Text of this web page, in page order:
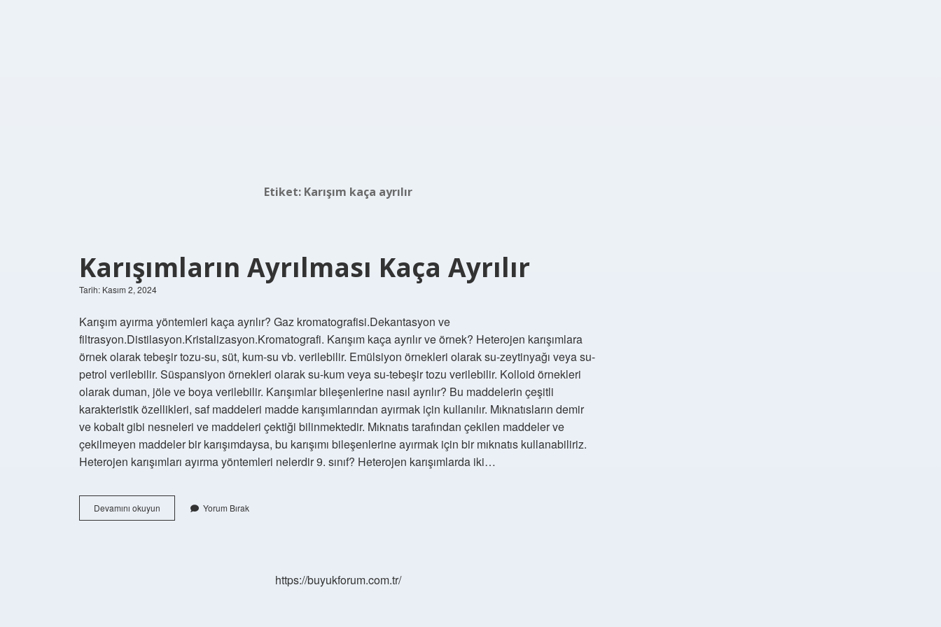
Etiket: Karışım kaça ayrılır
Karışımların Ayrılması Kaça Ayrılır
Tarih: Kasım 2, 2024
Karışım ayırma yöntemleri kaça ayrılır? Gaz kromatografisi.Dekantasyon ve
filtrasyon.Distilasyon.Kristalizasyon.Kromatografi. Karışım kaça ayrılır ve örnek? Heterojen karışımlara
örnek olarak tebeşir tozu-su, süt, kum-su vb. verilebilir. Emülsiyon örnekleri olarak su-zeytinyağı veya su-
petrol verilebilir. Süspansiyon örnekleri olarak su-kum veya su-tebeşir tozu verilebilir. Kolloid örnekleri
olarak duman, jöle ve boya verilebilir. Karışımlar bileşenlerine nasıl ayrılır? Bu maddelerin çeşitli
karakteristik özellikleri, saf maddeleri madde karışımlarından ayırmak için kullanılır. Mıknatısların demir
ve kobalt gibi nesneleri ve maddeleri çektiği bilinmektedir. Mıknatıs tarafından çekilen maddeler ve
çekilmeyen maddeler bir karışımdaysa, bu karışımı bileşenlerine ayırmak için bir mıknatıs kullanabiliriz.
Heterojen karışımları ayırma yöntemleri nelerdir 9. sınıf? Heterojen karışımlarda iki…
Devamını okuyun Karışımların
Ayrılması
Yorum Bırak
https://buyukforum.com.tr/